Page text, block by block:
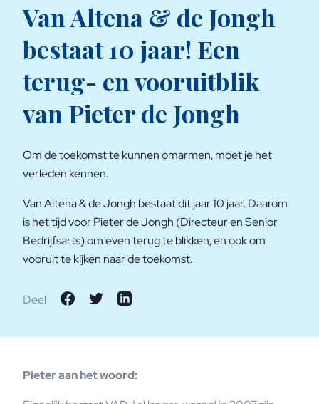
Van Altena & de Jongh
bestaat 10 jaar! Een
terug- en vooruitblik
van Pieter de Jongh
Om de toekomst te kunnen omarmen, moet je het
verleden kennen.
Van Altena & de Jongh bestaat dit jaar 10 jaar. Daarom
is het tijd voor Pieter de Jongh (Directeur en Senior
Bedrijfsarts) om even terug te blikken, en ook om
vooruit te kijken naar de toekomst.
Deel
Pieter aan het woord: